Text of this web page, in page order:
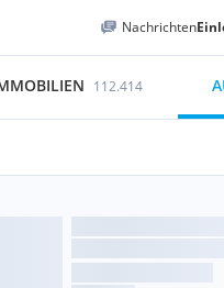
Nachrichten
112.414